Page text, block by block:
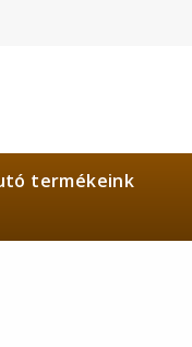
termékeink